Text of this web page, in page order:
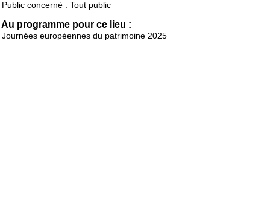
Public concerné : Tout public
Au programme pour ce lieu :
Journées européennes du patrimoine 2025